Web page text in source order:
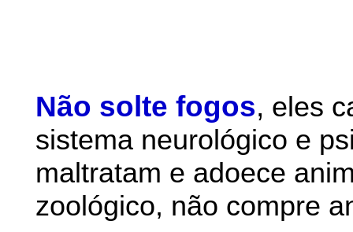
Não solte fogos, eles
sistema neurológico e
maltratam e adoece
zoológico, não compre